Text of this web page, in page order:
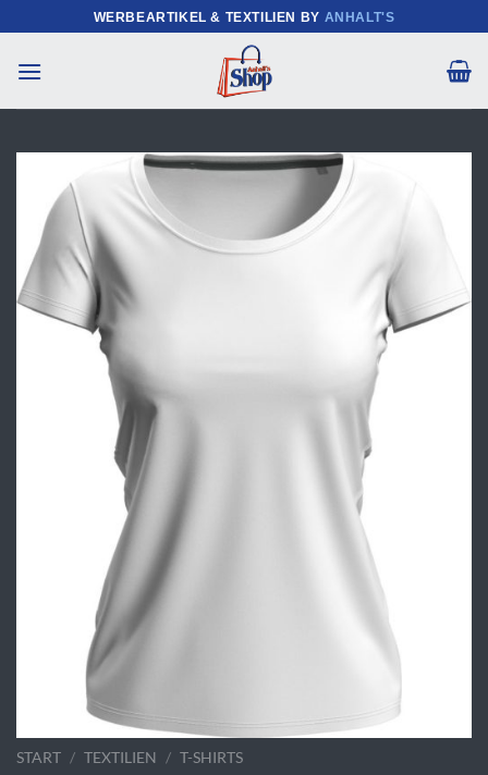
Inhalt
springen
WERBEARTIKEL & TEXTILIEN BY ANHALT'S
START / TEXTILIEN / T-SHIRTS